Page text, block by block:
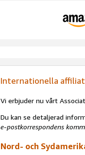
Internationella
Vi erbjuder nu vårt
Du kan se detaljerad
e-postkorrespondens
Nord- och